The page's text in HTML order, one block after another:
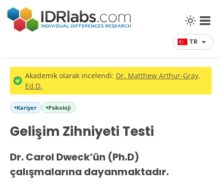
TR
Akademik olarak incelendi: Dr. Matthew Arthur-Gray,
Ed.D.
Kariyer Psikoloji
Gelişim Zihniyeti Testi
Dr. Carol Dweck’ün (Ph.D)
çalışmalarına dayanmaktadır.